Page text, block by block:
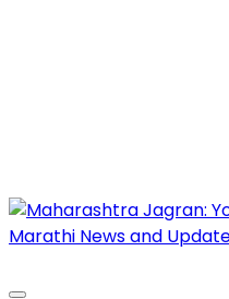
Maharashtra Jagran :